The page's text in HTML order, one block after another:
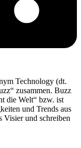
Technology (dt.
zusammen. Buzz
die Welt“ bzw. ist
und Trends aus
Visier und schreiben